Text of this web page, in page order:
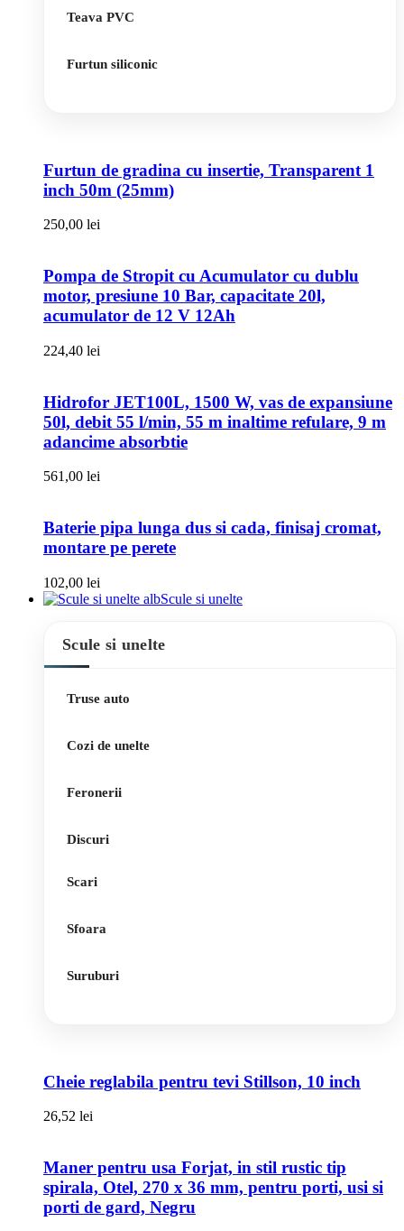
Teava PVC
Furtun siliconic
Furtun de gradina cu insertie, Transparent 1
inch 50m (25mm)
250,00 lei
Pompa de Stropit cu Acumulator cu dublu
motor, presiune 10 Bar, capacitate 20l,
acumulator de 12 V 12Ah
224,40 lei
Hidrofor JET100L, 1500 W, vas de expansiune
50l, debit 55 l/min, 55 m inaltime refulare, 9 m
adancime absorbtie
561,00 lei
Baterie pipa lunga dus si cada, finisaj cromat,
montare pe perete
102,00 lei
Scule si unelte
Scule si unelte
Truse auto
Cozi de unelte
Feronerii
Discuri
Scari
Sfoara
Suruburi
Cheie reglabila pentru tevi Stillson, 10 inch
26,52 lei
Maner pentru usa Forjat, in stil rustic tip
spirala, Otel, 270 x 36 mm, pentru porti, usi si
porti de gard, Negru